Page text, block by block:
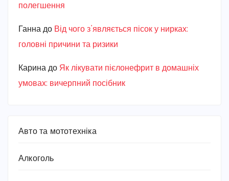
полегшення
Ганна до Від чого з’являється пісок у нирках:
головні причини та ризики
Карина до Як лікувати пієлонефрит в домашніх
умовах: вичерпний посібник
Авто та мототехніка
Алкоголь